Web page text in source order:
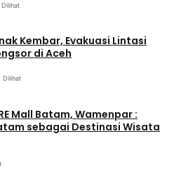
Dilihat
Kembar, Evakuasi Lintasi
di Aceh
Dilihat
Mall Batam, Wamenpar :
sebagai Destinasi Wisata